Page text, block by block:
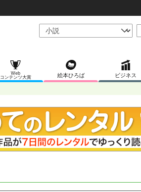
Web
コンテンツ大賞
絵本ひろば ビジネス